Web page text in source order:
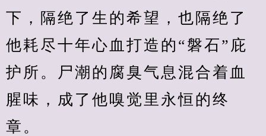
下，隔绝了生的希望，也隔绝了
他耗尽十年心血打造的“磐石”庇
护所。尸潮的腐臭气息混合着血
腥味，成了他嗅觉里永恒的终
章。